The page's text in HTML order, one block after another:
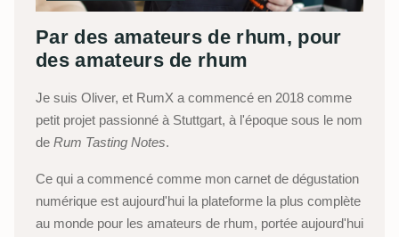
Par des amateurs de rhum, pour
des amateurs de rhum
Je suis Oliver, et RumX a commencé en 2018 comme
petit projet passionné à Stuttgart, à l'époque sous le nom
de Rum Tasting Notes.
Ce qui a commencé comme mon carnet de dégustation
numérique est aujourd'hui la plateforme la plus complète
au monde pour les amateurs de rhum, portée aujourd'hui